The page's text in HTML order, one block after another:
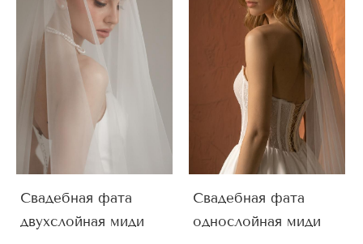
Свадебная фата
двухслойная миди
Свадебная фата
однослойная миди